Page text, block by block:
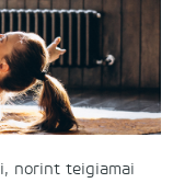
norint teigiamai